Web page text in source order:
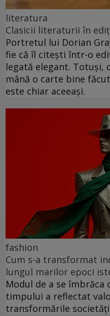
literatura
Clasicii literaturii în
Portretul lui Dorian
fie că îl citești într-o
legată elegant. Totuși,
mână o carte bine
este chiar aceeași.
fashion
Cum s-a transformat
lungul marilor epoci
Modul de a se îmbrăca
timpului a reflectat
transformările